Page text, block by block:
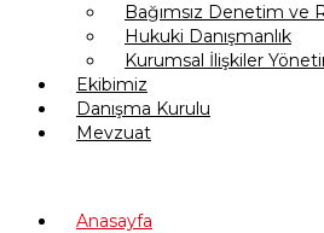
Bağımsız Denetim ve
Hukuki Danışmanlık
Kurumsal İlişkiler
Ekibimiz
Danışma Kurulu
Mevzuat
Anasayfa